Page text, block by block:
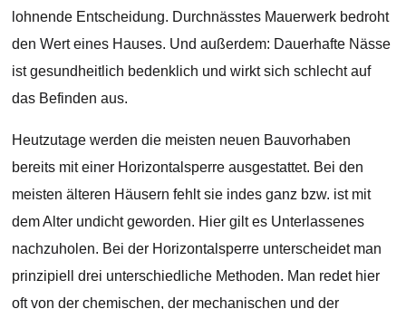
lohnende Entscheidung. Durchnässtes Mauerwerk bedroht
den Wert eines Hauses. Und außerdem: Dauerhafte Nässe
ist gesundheitlich bedenklich und wirkt sich schlecht auf
das Befinden aus.
Heutzutage werden die meisten neuen Bauvorhaben
bereits mit einer Horizontalsperre ausgestattet. Bei den
meisten älteren Häusern fehlt sie indes ganz bzw. ist mit
dem Alter undicht geworden. Hier gilt es Unterlassenes
nachzuholen. Bei der Horizontalsperre unterscheidet man
prinzipiell drei unterschiedliche Methoden. Man redet hier
oft von der chemischen, der mechanischen und der